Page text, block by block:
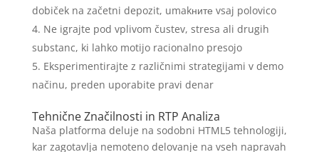
dobiček na začetni depozit, umakните vsaj polovico
Ne igrajte pod vplivom čustev, stresa ali drugih
substanc, ki lahko motijo racionalno presojo
Eksperimentirajte z različnimi strategijami v demo
načinu, preden uporabite pravi denar
Tehnične Značilnosti in RTP Analiza
Naša platforma deluje na sodobni HTML5 tehnologiji,
kar zagotavlja nemoteno delovanje na vseh napravah